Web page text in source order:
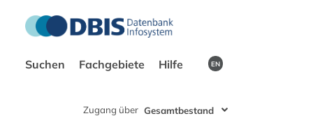
Suchen Fachgebiete Hilfe EN
Zugang über Gesamtbestand